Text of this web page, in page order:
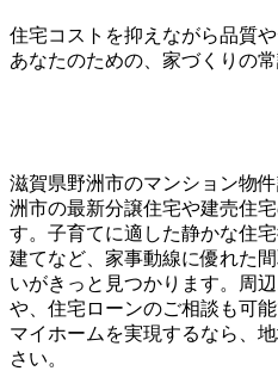
住宅コストを抑えながら品質
あなたのための、家づくりの
滋賀県野洲市のマンション物
洲市の最新分譲住宅や建売住
す。子育てに適した静かな住
建てなど、家事動線に優れた
いがきっと見つかります。周
や、住宅ローンのご相談も可
マイホームを実現するなら、
さい。